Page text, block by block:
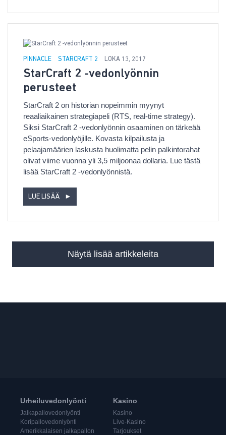
PINNACLE STARCRAFT 2 LOKA 13, 2017
StarCraft 2 -vedonlyönnin
perusteet
StarCraft 2 on historian nopeimmin myynyt
reaaliaikainen strategiapeli (RTS, real-time strategy).
Siksi StarCraft 2 -vedonlyönnin osaaminen on tärkeää
eSports-vedonlyöjille. Kovasta kilpailusta ja
pelaajamäärien laskusta huolimatta pelin palkintorahat
olivat viime vuonna yli 3,5 miljoonaa dollaria. Lue tästä
lisää StarCraft 2 -vedonlyönnistä.
LUE LISÄÄ ►
Näytä lisää artikkeleita
Urheiluvedonlyönti
Jalkapallovedonlyönti
Koripallovedonlyönti
Amerikkalaisen jalkapallon
Kasino
Kasino
Live-Kasino
Tarjoukset